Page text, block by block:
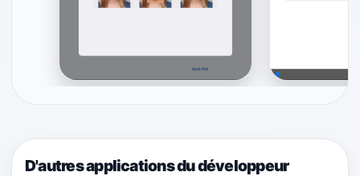
D'autres applications du développeur